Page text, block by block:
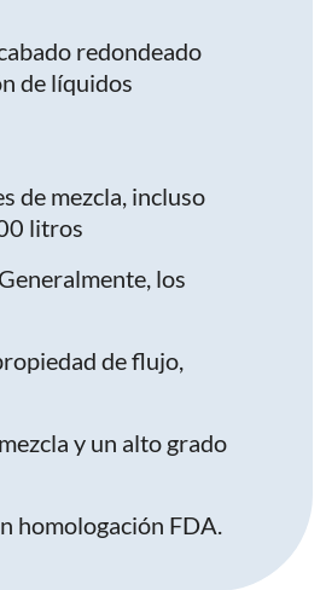
redondeado
de líquidos
de mezcla, incluso
litros
los
de flujo,
y un alto grado
homologación FDA.